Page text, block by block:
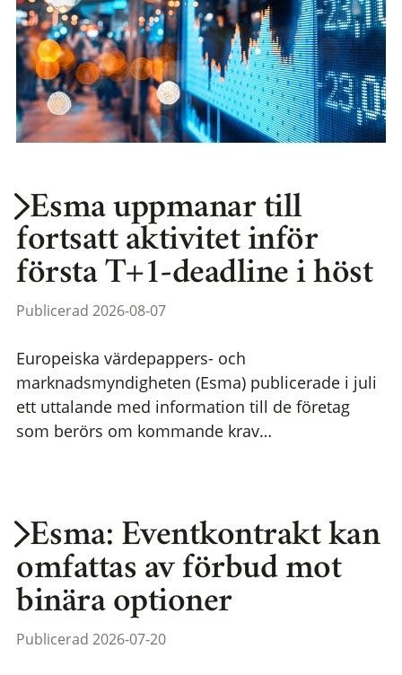
Esma uppmanar till
fortsatt aktivitet inför
första T+1-deadline i höst
Publicerad 2026-08-07
Europeiska värdepappers- och
marknadsmyndigheten (Esma) publicerade i juli
ett uttalande med information till de företag
som berörs om kommande krav…
Esma: Eventkontrakt kan
omfattas av förbud mot
binära optioner
Publicerad 2026-07-20